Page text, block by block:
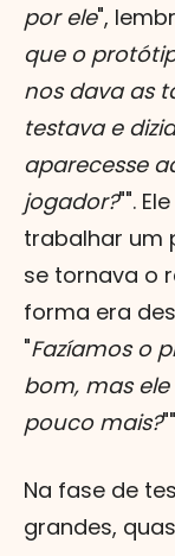
por ele",
que o
nos dava as
testava e
aparecesse
jogador?"".
trabalhar um
se tornava o
forma era
"Fazíamos o
bom, mas
pouco mais?
Na fase de
grandes,